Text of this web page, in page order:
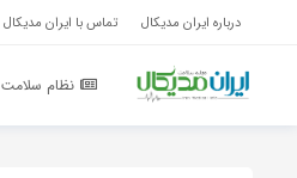
درباره ایران مدیکال تماس با ایران مدیکال
نظام سلامت